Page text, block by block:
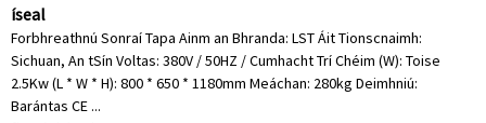
íseal
Forbhreathnú Sonraí Tapa Ainm an Bhranda: LST Áit Tionscnaimh:
Sichuan, An tSín Voltas: 380V / 50HZ / Cumhacht Trí Chéim (W): Toise
2.5Kw (L * W * H): 800 * 650 * 1180mm Meáchan: 280kg Deimhniú:
Barántas CE ...